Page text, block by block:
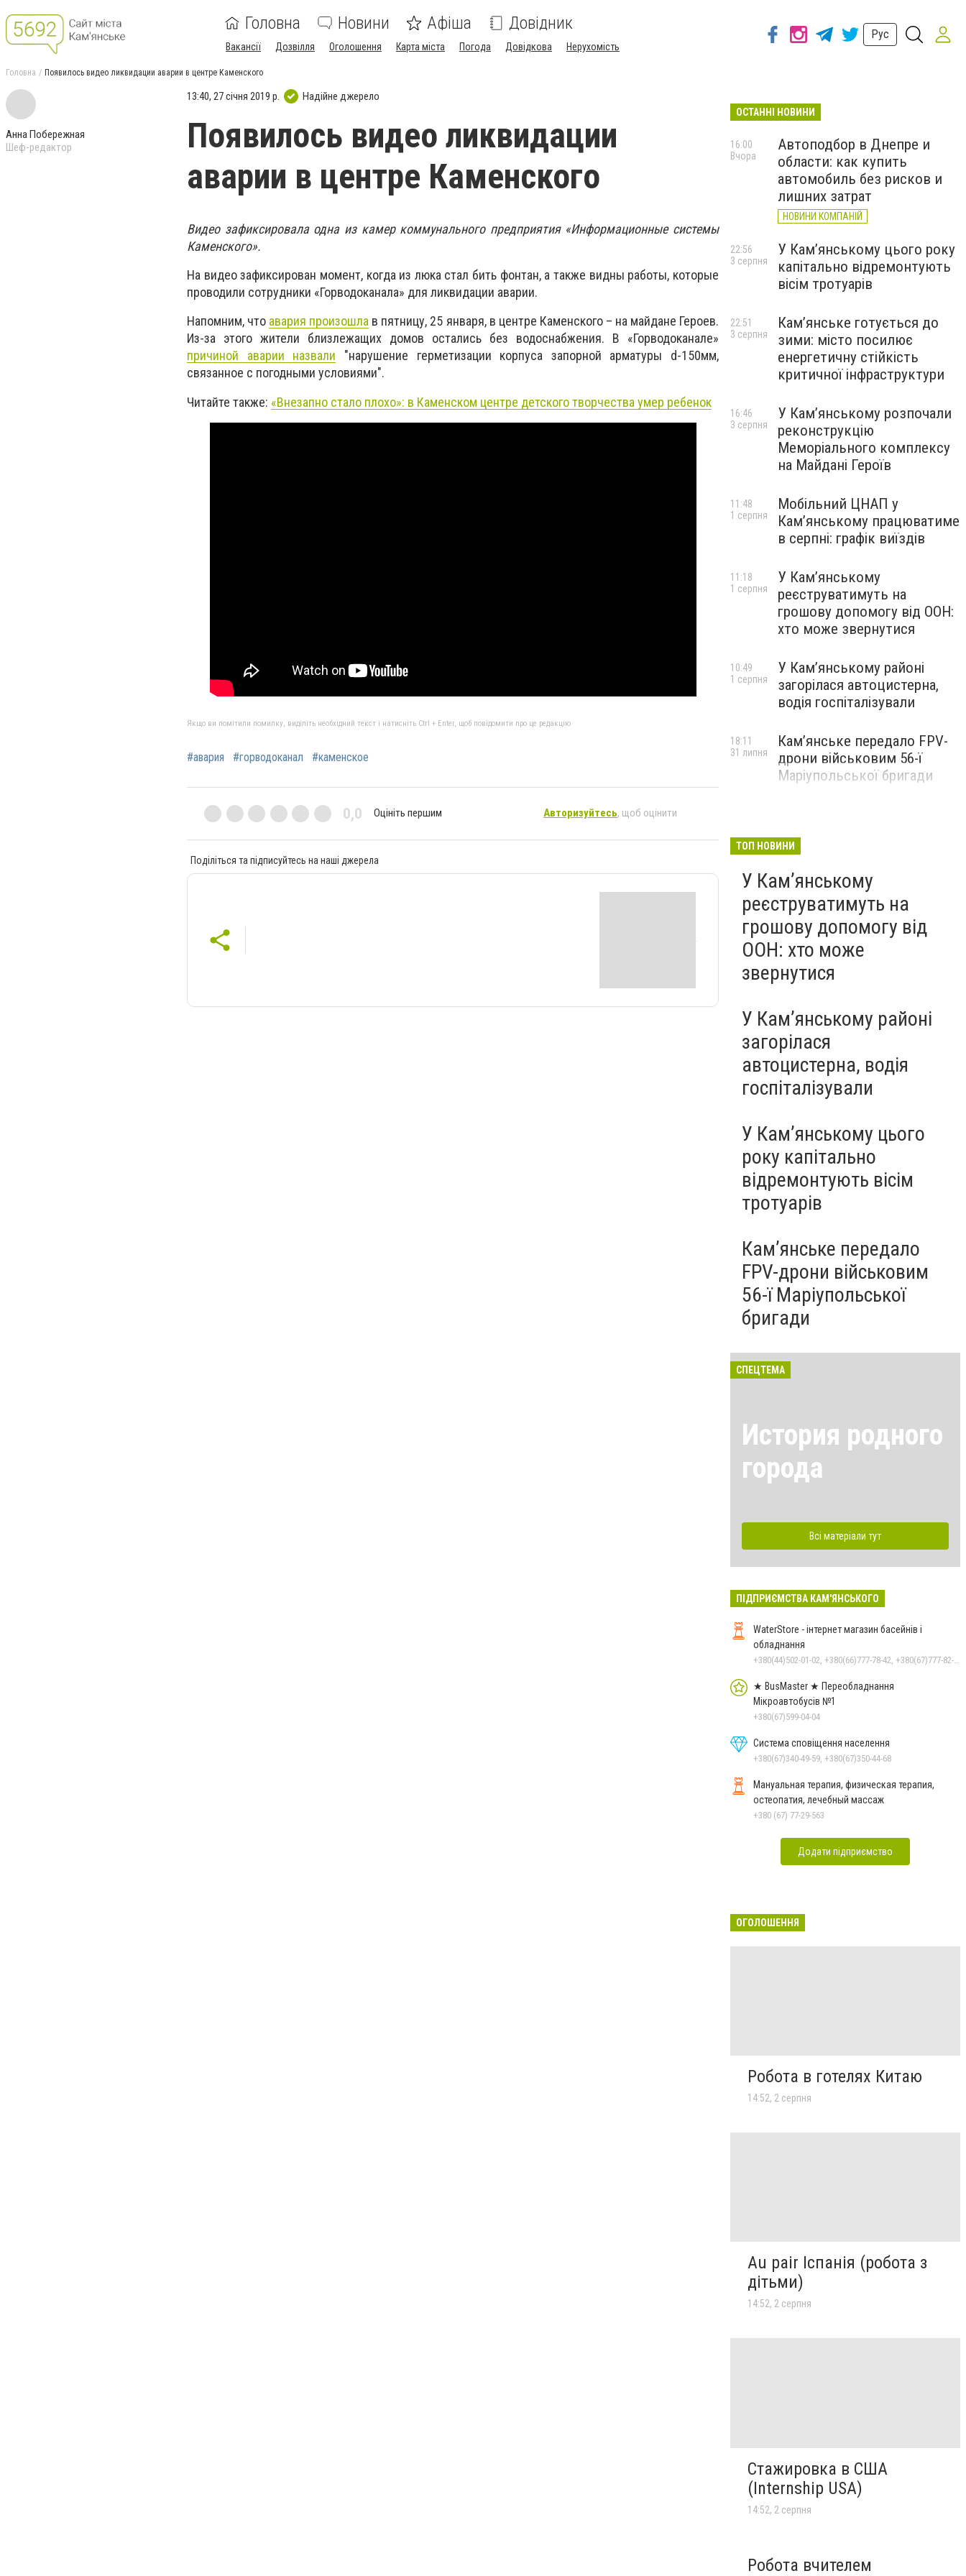
Головна Новини Афіша Довідник
Вакансії Дозвілля Оголошення Карта міста Погода Довідкова Нерухомість
Рус
Головна Появилось видео ликвидации аварии в центре Каменского
Анна Побережная
Шеф-редактор
13:40, 27 січня 2019 р. Надійне джерело
Появилось видео ликвидации
аварии в центре Каменского
Видео зафиксировала одна из камер коммунального предприятия «Информационные системы
Каменского».
На видео зафиксирован момент, когда из люка стал бить фонтан, а также видны работы, которые
проводили сотрудники «Горводоканала» для ликвидации аварии.
Напомним, что авария произошла в пятницу, 25 января, в центре Каменского – на майдане Героев.
Из-за этого жители близлежащих домов остались без водоснабжения. В «Горводоканале»
причиной аварии назвали "нарушение герметизации корпуса запорной арматуры d-150мм,
связанное с погодными условиями".
Читайте также: «Внезапно стало плохо»: в Каменском центре детского творчества умер ребенок
Якщо ви помітили помилку, виділіть необхідний текст і натисніть Ctrl + Enter, щоб повідомити про це редакцію
#авария #горводоканал #каменское
0,0 Оцініть першим Авторизуйтесь, щоб оцінити
Поділіться та підписуйтесь на наші джерела
ОСТАННІ НОВИНИ
Автоподбор в Днепре и
области: как купить
автомобиль без рисков и
лишних затрат
НОВИНИ КОМПАНІЙ
16:00
Вчора
У Кам’янському цього року
капітально відремонтують
вісім тротуарів
22:56
3 серпня
Кам’янське готується до
зими: місто посилює
енергетичну стійкість
критичної інфраструктури
22:51
3 серпня
У Кам’янському розпочали
реконструкцію
Меморіального комплексу
на Майдані Героїв
16:46
3 серпня
Мобільний ЦНАП у
Кам’янському працюватиме
в серпні: графік виїздів
11:48
1 серпня
У Кам’янському
реєструватимуть на
грошову допомогу від ООН:
хто може звернутися
11:18
1 серпня
У Кам’янському районі
загорілася автоцистерна,
водія госпіталізували
10:49
1 серпня
Кам’янське передало FPV-
дрони військовим 56-ї
Маріупольської бригади
18:11
31 липня
ТОП НОВИНИ
У Кам’янському
реєструватимуть на
грошову допомогу від
ООН: хто може
звернутися
У Кам’янському районі
загорілася
автоцистерна, водія
госпіталізували
У Кам’янському цього
року капітально
відремонтують вісім
тротуарів
Кам’янське передало
FPV-дрони військовим
56-ї Маріупольської
бригади
СПЕЦТЕМА
История родного
города
Всі матеріали тут
ПІДПРИЄМСТВА КАМ'ЯНСЬКОГО
WaterStore - інтернет магазин басейнів і
обладнання
★ BusMaster ★ Переобладнання
Мікроавтобусів №1
+380(67)599-04-04
Система сповіщення населення
+380(67)340-49-59, +380(67)350-44-68
Мануальная терапия, физическая терапия,
остеопатия, лечебный массаж
+380 (67) 77-29-563
Додати підприємство
ОГОЛОШЕННЯ
Робота в готелях Китаю
14:52, 2 серпня
Au pair Іспанія (робота з
дітьми)
14:52, 2 серпня
Стажировка в США
(Internship USA)
14:52, 2 серпня
Робота вчителем